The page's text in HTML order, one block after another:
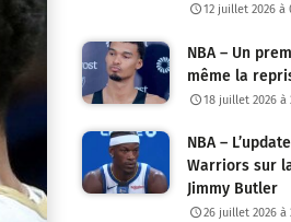
12 juillet 2026 à
NBA – Un
même la
18 juillet 2026 à
NBA –
Warriors sur
Jimmy Butler
26 juillet 2026 à